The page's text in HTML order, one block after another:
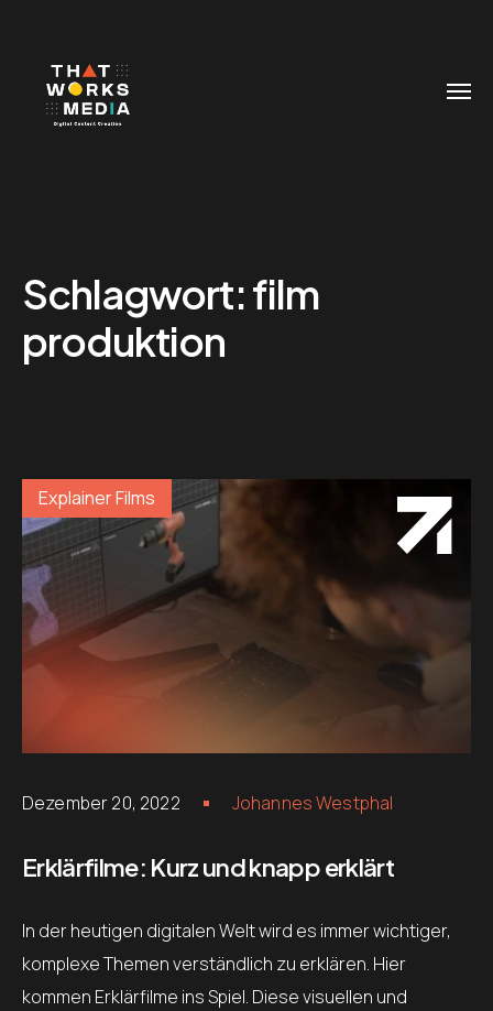
Schlagwort:film
produktion
Explainer Films
Dezember 20, 2022 Johannes Westphal
Erklärfilme: Kurz und knapp erklärt
In der heutigen digitalen Welt wird es immer wichtiger,
komplexe Themen verständlich zu erklären. Hier
kommen Erklärfilme ins Spiel. Diese visuellen und